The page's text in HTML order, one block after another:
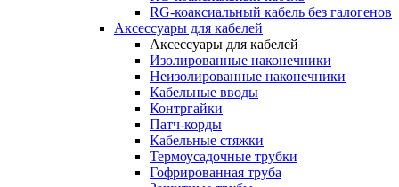
RG-коаксиальный кабель без галогенов
Аксессуары для кабелей
Аксессуары для кабелей
Изолированные наконечники
Неизолированные наконечники
Кабельные вводы
Контргайки
Патч-корды
Кабельные стяжки
Термоусадочные трубки
Гофрированная труба